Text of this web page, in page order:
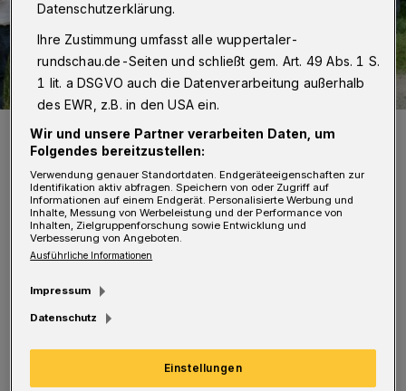
Ein Teil des Zentrum-Teams im Sommer 2022.
Foto: Zentrum für gute Taten
„Wodebuen“ wird in Wuppertal von der
Freiwilligenagentur Zentrum für gute Taten
gemeinsam mit dem Team Bürgerbeteiligung
und Bürgerengagement der Stadt Wuppertal
initiiert. Das Zentrum für gute Taten sammelt
Datenschutzerklärung.
Ihre Zustimmung umfasst alle wuppertaler-
rundschau.de-Seiten und schließt gem. Art. 49 Abs. 1 S.
1 lit. a DSGVO auch die Datenverarbeitung außerhalb
des EWR, z.B. in den USA ein.
Wir und unsere Partner verarbeiten Daten, um
Folgendes bereitzustellen:
Verwendung genauer Standortdaten. Endgeräteeigenschaften zur
Identifikation aktiv abfragen. Speichern von oder Zugriff auf
Informationen auf einem Endgerät. Personalisierte Werbung und
Inhalte, Messung von Werbeleistung und der Performance von
Inhalten, Zielgruppenforschung sowie Entwicklung und
Verbesserung von Angeboten.
Ausführliche Informationen
Impressum
Datenschutz
Einstellungen